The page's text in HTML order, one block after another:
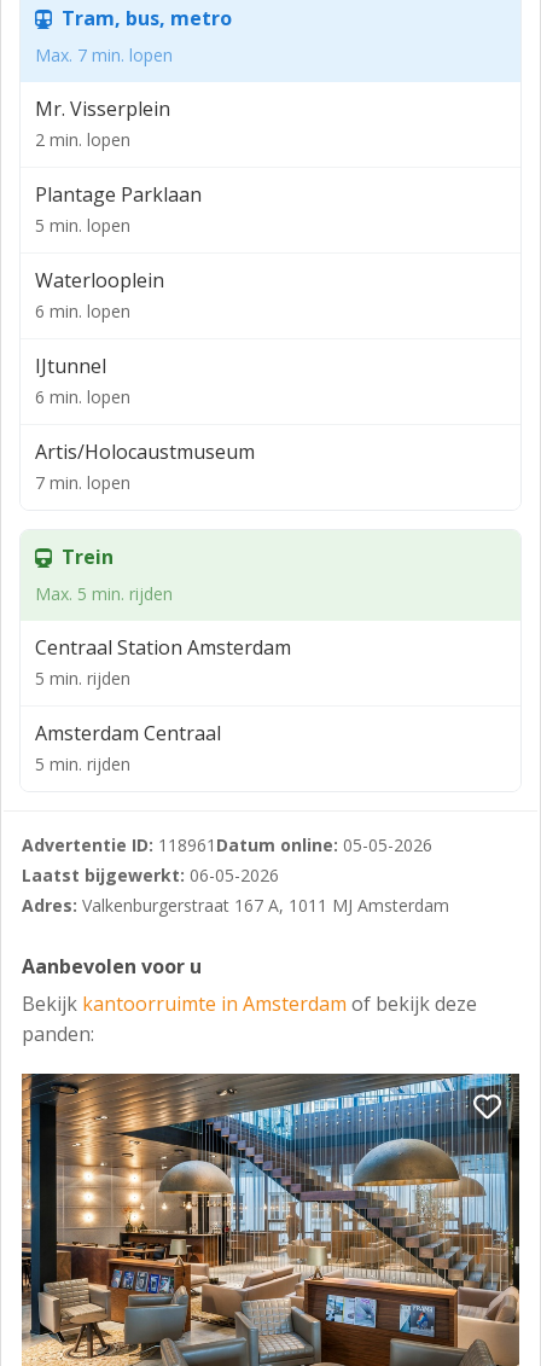
en de geliefde Plantagebuurt maakt deze locatie
bijzonder aantrekkelijk. In de directe omgeving
bevinden zich tal van gezellige horecagelegenheden,
terrassen en culturele hotspots. Met onder andere de
Nieuwmarkt op loopafstand profiteert u hier van een
een prettige werkomgeving voor zowel medewerkers
als bezoekers.
Voor de verhuur is er ongeveer 188 m² commerciële
ruimte beschikbaar.
Valkenburgerstraat 167A
Amsterdam.
Centrum.
Beschikbaarheid
Circa 188 m² v.v.o. kantoor-/bedrijfsruimte gelegen op
de begane grond
Haltes Waterlooplein, Artis en Kadijksplein bevinden
zich op loopafstand.
Met de auto is het object goed bereikbaar via de IJ-
tunnel, die directe aansluiting biedt op de belangrijkste
Beschikbaar per
Per direct.
Opleverniveau
As is.
Energielabel
C.
Minimale huurtermijn
5 + 5 jaar. (Langer of korter in overleg).
Huurprijs ruimte
€ 325 per m² per jaar.
Tram, bus, metro
Max. 7 min. lopen
Mr. Visserplein
2 min. lopen
Plantage Parklaan
5 min. lopen
Waterlooplein
6 min. lopen
IJtunnel
6 min. lopen
Artis/Holocaustmuseum
7 min. lopen
Trein
Max. 5 min. rijden
Centraal Station Amsterdam
5 min. rijden
Amsterdam Centraal
5 min. rijden
Advertentie ID: 118961 Datum online: 05-05-2026
Laatst bijgewerkt: 06-05-2026
Adres: Valkenburgerstraat 167 A, 1011 MJ Amsterdam
Aanbevolen voor u
Bekijk kantoorruimte in Amsterdam of bekijk deze
panden: